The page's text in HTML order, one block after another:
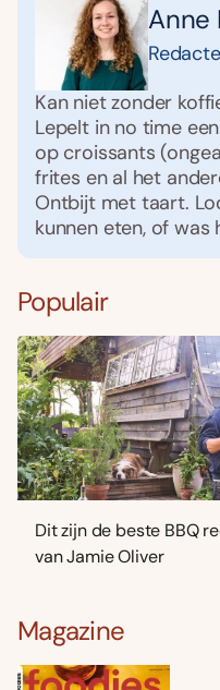
Anne
Kan niet zonder
Lepelt in no time
op croissants
frites en al het
Ontbijt met taart.
kunnen eten, of was
Populair
Dit zijn de beste BBQ
van Jamie Oliver
Magazine